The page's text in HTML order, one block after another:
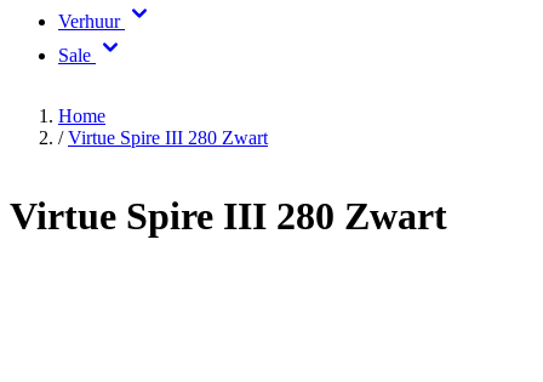
Verhuur
Sale
Home
/ Virtue Spire III 280 Zwart
Virtue Spire III 280 Zwart